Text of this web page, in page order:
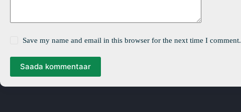
Save my name and email in this browser for the next time I comment.
Saada kommentaar